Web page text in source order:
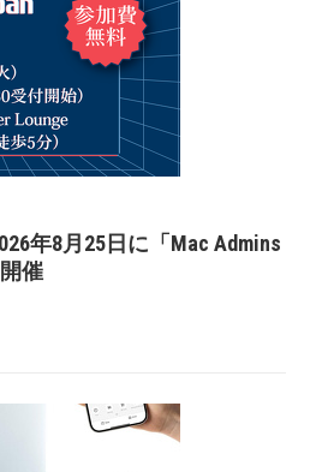
年8月25日に「Mac Admins
催